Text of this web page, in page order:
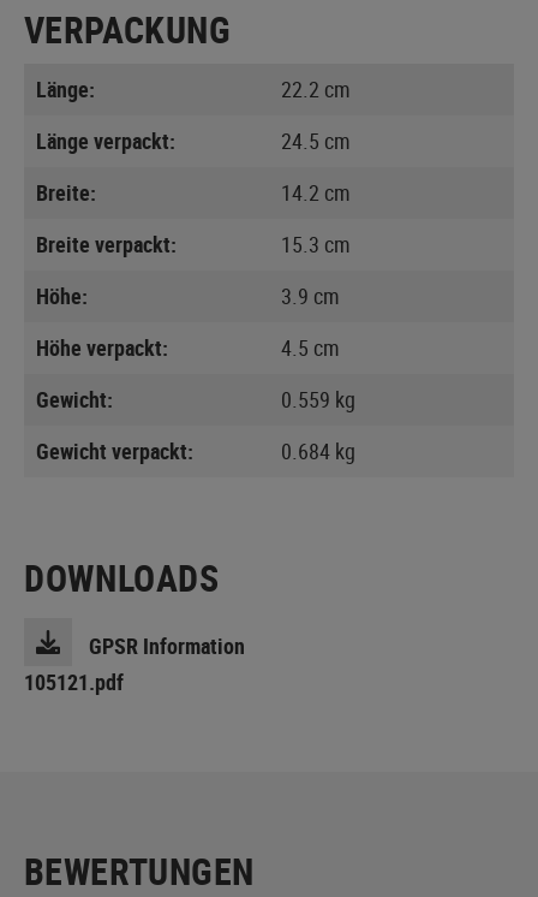
VERPACKUNG
Länge:
22.2 cm
Länge verpackt:
24.5 cm
Breite:
14.2 cm
Breite verpackt:
15.3 cm
Höhe:
3.9 cm
Höhe verpackt:
4.5 cm
Gewicht:
0.559 kg
Gewicht verpackt:
0.684 kg
DOWNLOADS
GPSR Information
105121.pdf
BEWERTUNGEN